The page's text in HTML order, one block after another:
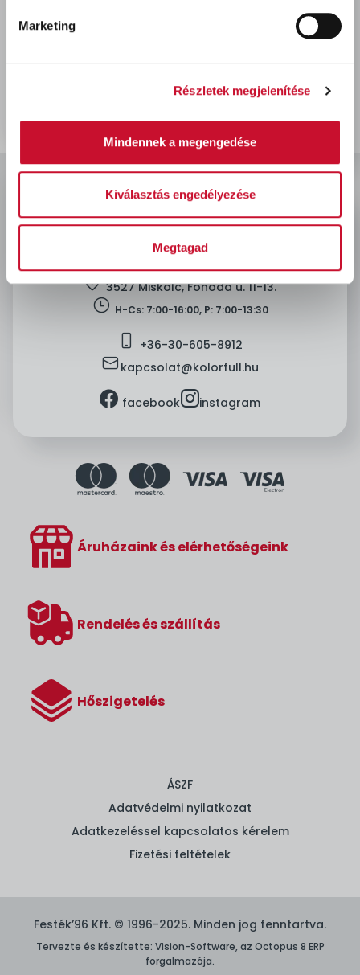
Marketing
Részletek megjelenítése
Mindennek a megengedése
Kiválasztás engedélyezése
Megtagad
Áruházaink és elérhetőségeink
Rendelés és szállítás
Hőszigetelés
ÁSZF
Adatvédelmi nyilatkozat
Adatkezeléssel kapcsolatos kérelem
Fizetési feltételek
location3527 Miskolc, Fonoda u. 11-13.
clock H-Cs: 7:00-16:00, P: 7:00-13:30
mobile +36-30-605-8912
mailkapcsolat@kolorfull.hu
facebook facebookinstagraminstagram
Festék’96 Kft. © 1996-2025. Minden jog fenntartva.
Tervezte és készítette: Vision-Software, az Octopus 8 ERP
forgalmazója.